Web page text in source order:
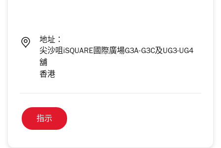
地址：
尖沙咀iSQUARE國際廣場G3A-G3C及UG3-UG4
舖
香港
指示